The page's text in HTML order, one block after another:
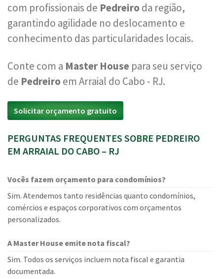
com profissionais de Pedreiro da região,
garantindo agilidade no deslocamento e
conhecimento das particularidades locais.
Conte com a Master House para seu serviço
de Pedreiro em Arraial do Cabo - RJ.
Solicitar orçamento gratuito
PERGUNTAS FREQUENTES SOBRE PEDREIRO
EM ARRAIAL DO CABO – RJ
Vocês fazem orçamento para condomínios?
Sim. Atendemos tanto residências quanto condomínios,
comércios e espaços corporativos com orçamentos
personalizados.
A Master House emite nota fiscal?
Sim. Todos os serviços incluem nota fiscal e garantia
documentada.